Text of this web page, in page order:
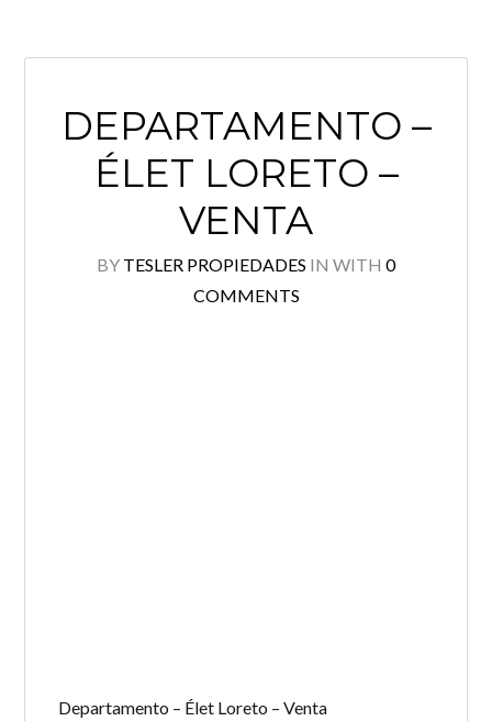
DEPARTAMENTO –
ÉLET LORETO –
VENTA
BY TESLER PROPIEDADES IN WITH 0
COMMENTS
Departamento – Élet Loreto – Venta